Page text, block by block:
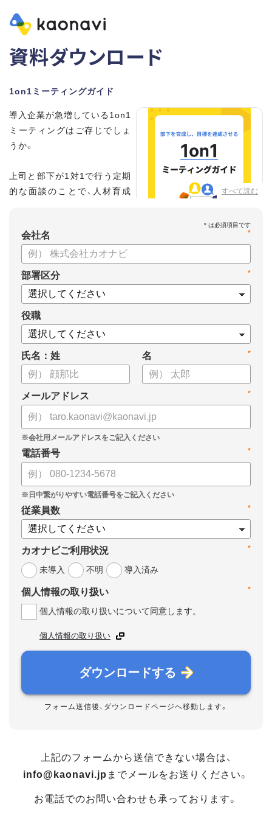
資料ダウンロード
1on1ミーティングガイド
すべて読む
導入企業が急増している1on1
ミーティングはご存じでしょ
うか。
上司と部下が1対1で行う定期
的な面談のことで、人材育成
こちらの資料では、
・1on1とは何か？
・1on1の基本的なやり方
・ 1on1 の基本アジェンダと質問例
についてまとめましたので、ぜひお役立てください。
*
会社名
*
部署区分
役職
氏名：姓 *
名
*
メールアドレス
*
電話番号
*
従業員数
*
カオナビご利用状況
未導入
不明 導入済み
*
個人情報の取り扱い
個人情報の取り扱いについて同意します。
個人情報の取り扱い
ダウンロードする
フォーム送信後、ダウンロードページへ移動します。
上記のフォームから送信できない場合は、
info@kaonavi.jp までメールをお送りください。
お電話でのお問い合わせも承っております。